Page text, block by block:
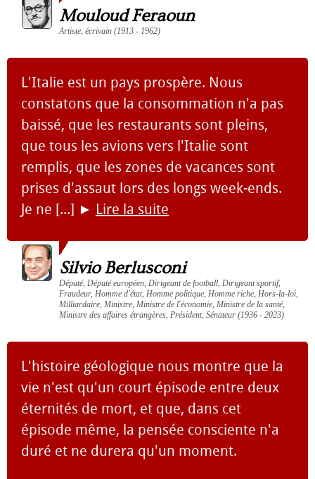
Mouloud Feraoun
Artiste, écrivain (1913 - 1962)
L'Italie est un pays prospère. Nous
constatons que la consommation n'a pas
baissé, que les restaurants sont pleins,
que tous les avions vers l'Italie sont
remplis, que les zones de vacances sont
prises d'assaut lors des longs week-ends.
Je ne [...] ► Lire la suite
Silvio Berlusconi
Député, Député européen, Dirigeant de football, Dirigeant sportif,
Fraudeur, Homme d'état, Homme politique, Homme riche, Hors-la-loi,
Milliardaire, Ministre, Ministre de l'économie, Ministre de la santé,
Ministre des affaires étrangères, Président, Sénateur (1936 - 2023)
L'histoire géologique nous montre que la
vie n'est qu'un court épisode entre deux
éternités de mort, et que, dans cet
épisode même, la pensée consciente n'a
duré et ne durera qu'un moment.